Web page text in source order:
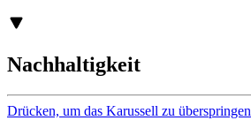
Nachhaltigkeit
Drücken, um das Karussell zu überspringen